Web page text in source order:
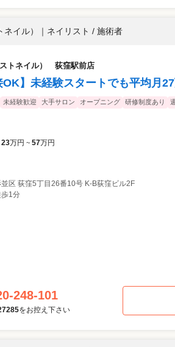
イル） ｜ ネイリスト / 施術者
トネイル） 荻窪駅前店
OK】未経験スタートでも平均月
未経験歓迎 大手サロン オープニング 研修制度あり
23万円 ~ 57万円
区 荻窪5丁目26番10号 K-B荻窪ビル2F
1分
248-101
をお控え下さい